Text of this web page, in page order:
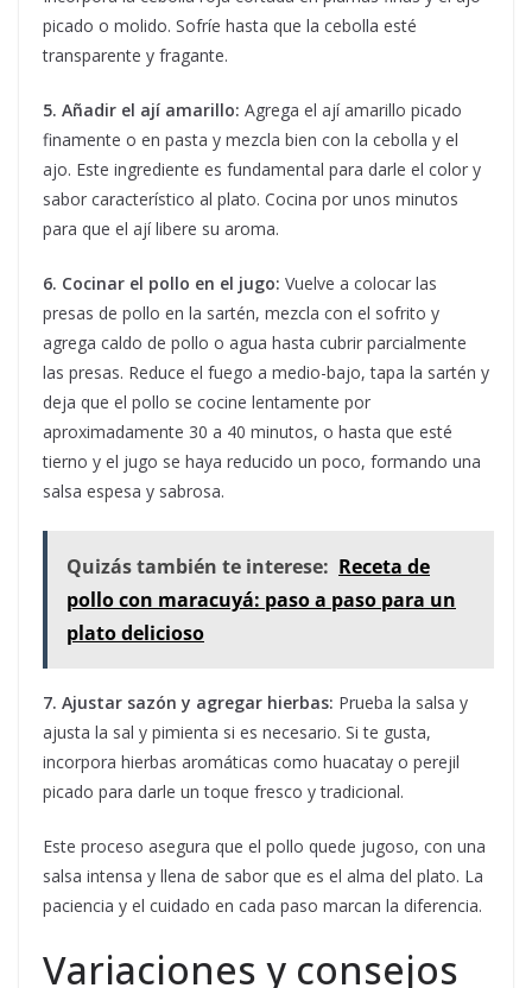
picado o molido. Sofríe hasta que la cebolla esté
transparente y fragante.
5. Añadir el ají amarillo: Agrega el ají amarillo picado
finamente o en pasta y mezcla bien con la cebolla y el
ajo. Este ingrediente es fundamental para darle el color y
sabor característico al plato. Cocina por unos minutos
para que el ají libere su aroma.
6. Cocinar el pollo en el jugo: Vuelve a colocar las
presas de pollo en la sartén, mezcla con el sofrito y
agrega caldo de pollo o agua hasta cubrir parcialmente
las presas. Reduce el fuego a medio-bajo, tapa la sartén y
deja que el pollo se cocine lentamente por
aproximadamente 30 a 40 minutos, o hasta que esté
tierno y el jugo se haya reducido un poco, formando una
salsa espesa y sabrosa.
Quizás también te interese: Receta de
pollo con maracuyá: paso a paso para un
plato delicioso
7. Ajustar sazón y agregar hierbas: Prueba la salsa y
ajusta la sal y pimienta si es necesario. Si te gusta,
incorpora hierbas aromáticas como huacatay o perejil
picado para darle un toque fresco y tradicional.
Este proceso asegura que el pollo quede jugoso, con una
salsa intensa y llena de sabor que es el alma del plato. La
paciencia y el cuidado en cada paso marcan la diferencia.
Variaciones y consejos